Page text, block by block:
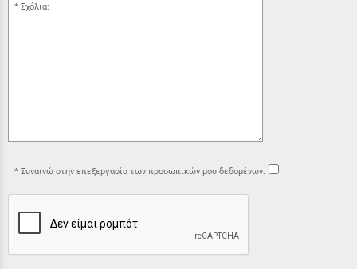
Σχόλια:
Συναινώ στην επεξεργασία των προσωπικών μου δεδομένων: